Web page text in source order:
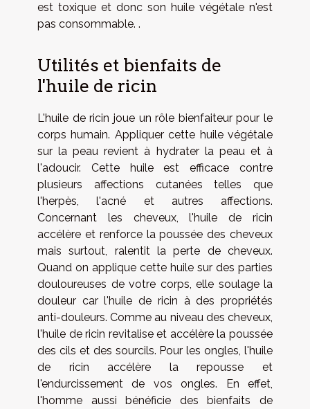
est toxique et donc son huile végétale n'est
pas consommable. .
Utilités et bienfaits de
l'huile de ricin
L'huile de ricin joue un rôle bienfaiteur pour le
corps humain. Appliquer cette huile végétale
sur la peau revient à hydrater la peau et à
l'adoucir. Cette huile est efficace contre
plusieurs affections cutanées telles que
l'herpès, l'acné et autres affections.
Concernant les cheveux, l'huile de ricin
accélère et renforce la poussée des cheveux
mais surtout, ralentit la perte de cheveux.
Quand on applique cette huile sur des parties
douloureuses de votre corps, elle soulage la
douleur car l'huile de ricin à des propriétés
anti-douleurs. Comme au niveau des cheveux,
l'huile de ricin revitalise et accélère la poussée
des cils et des sourcils. Pour les ongles, l'huile
de ricin accélère la repousse et
l'endurcissement de vos ongles. En effet,
l'homme aussi bénéficie des bienfaits de